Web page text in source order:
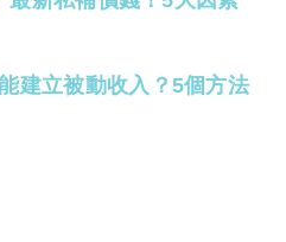
建立被動收入？5個方法